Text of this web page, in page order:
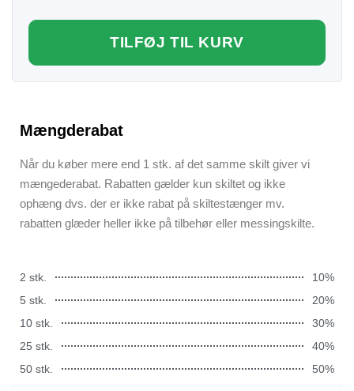
TILFØJ TIL KURV
Mængderabat
Når du køber mere end 1 stk. af det samme skilt giver vi
mængederabat. Rabatten gælder kun skiltet og ikke
ophæng dvs. der er ikke rabat på skiltestænger mv.
rabatten glæder heller ikke på tilbehør eller messingskilte.
2 stk.
10%
5 stk.
20%
10 stk.
30%
25 stk.
40%
50 stk.
50%